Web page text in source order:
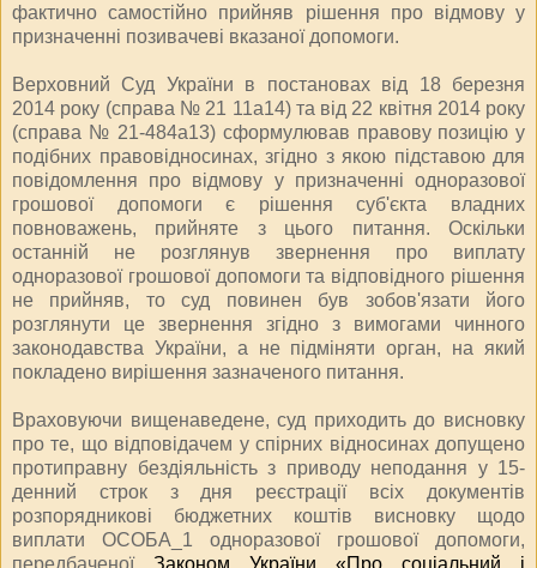
фактично самостійно прийняв рішення про відмову у
призначенні позивачеві вказаної допомоги.
Верховний Суд України в постановах від 18 березня
2014 року (справа № 21 11а14) та від 22 квітня 2014 року
(справа № 21-484а13) сформулював правову позицію у
подібних правовідносинах, згідно з якою підставою для
повідомлення про відмову у призначенні одноразової
грошової допомоги є рішення суб'єкта владних
повноважень, прийняте з цього питання. Оскільки
останній не розглянув звернення про виплату
одноразової грошової допомоги та відповідного рішення
не прийняв, то суд повинен був зобов'язати його
розглянути це звернення згідно з вимогами чинного
законодавства України, а не підміняти орган, на який
покладено вирішення зазначеного питання.
Враховуючи вищенаведене, суд приходить до висновку
про те, що відповідачем у спірних відносинах допущено
протиправну бездіяльність з приводу неподання у 15-
денний строк з дня реєстрації всіх документів
розпорядникові бюджетних коштів висновку щодо
виплати ОСОБА_1 одноразової грошової допомоги,
передбаченої Законом України «Про соціальний і